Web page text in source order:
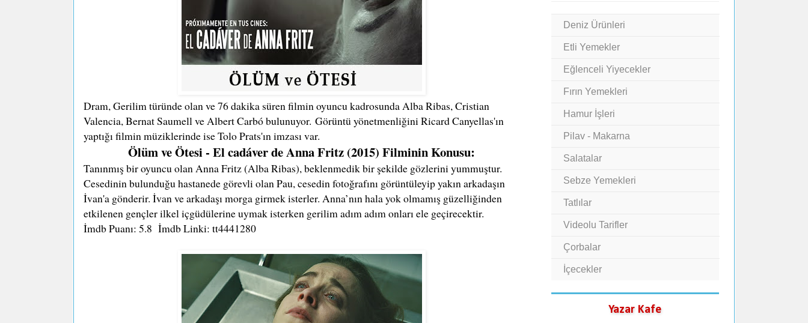
Dram, Gerilim türünde olan ve 76 dakika süren filmin oyuncu kadrosunda Alba Ribas, Cristian
Valencia, Bernat Saumell ve Albert Carbó bulunuyor. Görüntü yönetmenliğini Ricard Canyellas'ın
yaptığı filmin müziklerinde ise Tolo Prats'ın imzası var.
Ölüm ve Ötesi - El cadáver de Anna Fritz (2015) Filminin Konusu:
Tanınmış bir oyuncu olan Anna Fritz (Alba Ribas), beklenmedik bir şekilde gözlerini yummuştur.
Cesedinin bulunduğu hastanede görevli olan Pau, cesedin fotoğrafını görüntüleyip yakın arkadaşın
İvan'a gönderir. İvan ve arkadaşı morga girmek isterler. Anna’nın hala yok olmamış güzelliğinden
etkilenen gençler ilkel içgüdülerine uymak isterken gerilim adım adım onları ele geçirecektir.
İmdb Puanı: 5.8 İmdb Linki: tt4441280
Deniz Ürünleri
Etli Yemekler
Eğlenceli Yiyecekler
Fırın Yemekleri
Hamur İşleri
Pilav - Makarna
Salatalar
Sebze Yemekleri
Tatlılar
Videolu Tarifler
Çorbalar
İçecekler
Yazar Kafe